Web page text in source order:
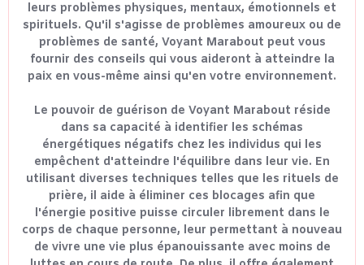
leurs problèmes physiques, mentaux, émotionnels et
spirituels. Qu'il s'agisse de problèmes amoureux ou de
problèmes de santé, Voyant Marabout peut vous
fournir des conseils qui vous aideront à atteindre la
paix en vous-même ainsi qu'en votre environnement.
Le pouvoir de guérison de Voyant Marabout réside
dans sa capacité à identifier les schémas
énergétiques négatifs chez les individus qui les
empêchent d'atteindre l'équilibre dans leur vie. En
utilisant diverses techniques telles que les rituels de
prière, il aide à éliminer ces blocages afin que
l'énergie positive puisse circuler librement dans le
corps de chaque personne, leur permettant à nouveau
de vivre une vie plus épanouissante avec moins de